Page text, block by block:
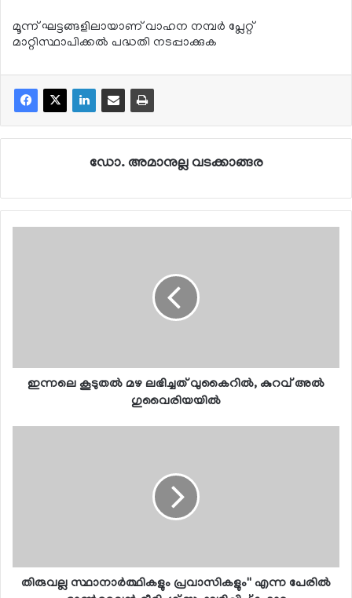
മൂന്ന് ഘട്ടങ്ങളിലായാണ് വാഹന നമ്പര്‍ പ്ലേറ്റ്
മാറ്റിസ്ഥാപിക്കല്‍ പദ്ധതി നടപ്പാക്കുക
ഡോ. അമാനുല്ല വടക്കാങ്ങര
ഇന്നലെ കൂടുതല്‍ മഴ ലഭിച്ചത് വുകൈറില്‍, കുറവ് അല്‍
ഗുവൈരിയയില്‍
തിരുവല്ല സ്ഥാനാര്‍ത്ഥികളും പ്രവാസികളും'' എന്ന പേരില്‍